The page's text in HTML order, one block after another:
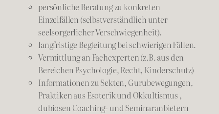
persönliche Beratung zu konkreten
Einzelfällen (selbstverständlich unter
seelsorgerlicher Verschwiegenheit).
langfristige Begleitung bei schwierigen Fällen.
Vermittlung an Fachexperten (z.B. aus den
Bereichen Psychologie, Recht, Kinderschutz)
Informationen zu Sekten, Gurubewegungen,
Praktiken aus Esoterik und Okkultismus ,
dubiosen Coaching- und Seminaranbietern